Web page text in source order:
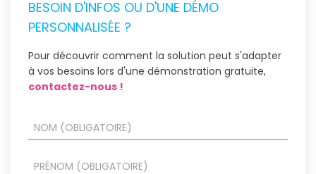
BESOIN D'INFOS OU D'UNE DÉMO
PERSONNALISÉE ?
Pour découvrir comment la solution peut s'adapter
à vos besoins lors d'une démonstration gratuite,
contactez-nous !